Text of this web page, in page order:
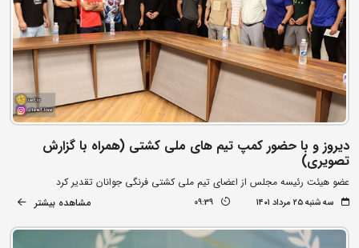
دیروز و با حضور کمپ تیم های ملی کشتی (همراه با گزارش
تصویری)
عضو هیئت رئیسه مجلس از اعضای تیم ملی کشتی فرنگی جوانان تقدیر کرد
سه شنبه ۲۵ مرداد ۱۴۰۱ 09:39 مشاهده بیشتر